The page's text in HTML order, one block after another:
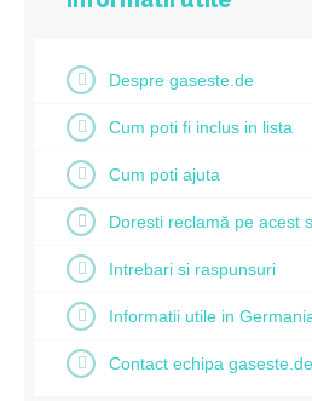
Despre gaseste.de
Cum poti fi inclus in lista
Cum poti ajuta
Doresti reclamă pe acest
Intrebari si raspunsuri
Informatii utile in
Contact echipa gaseste.de